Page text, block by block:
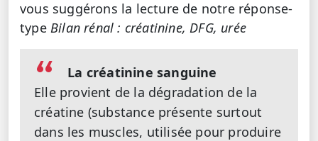
vous suggérons la lecture de notre réponse-
type Bilan rénal : créatinine, DFG, urée
La créatinine sanguine
Elle provient de la dégradation de la
créatine (substance présente surtout
dans les muscles, utilisée pour produire